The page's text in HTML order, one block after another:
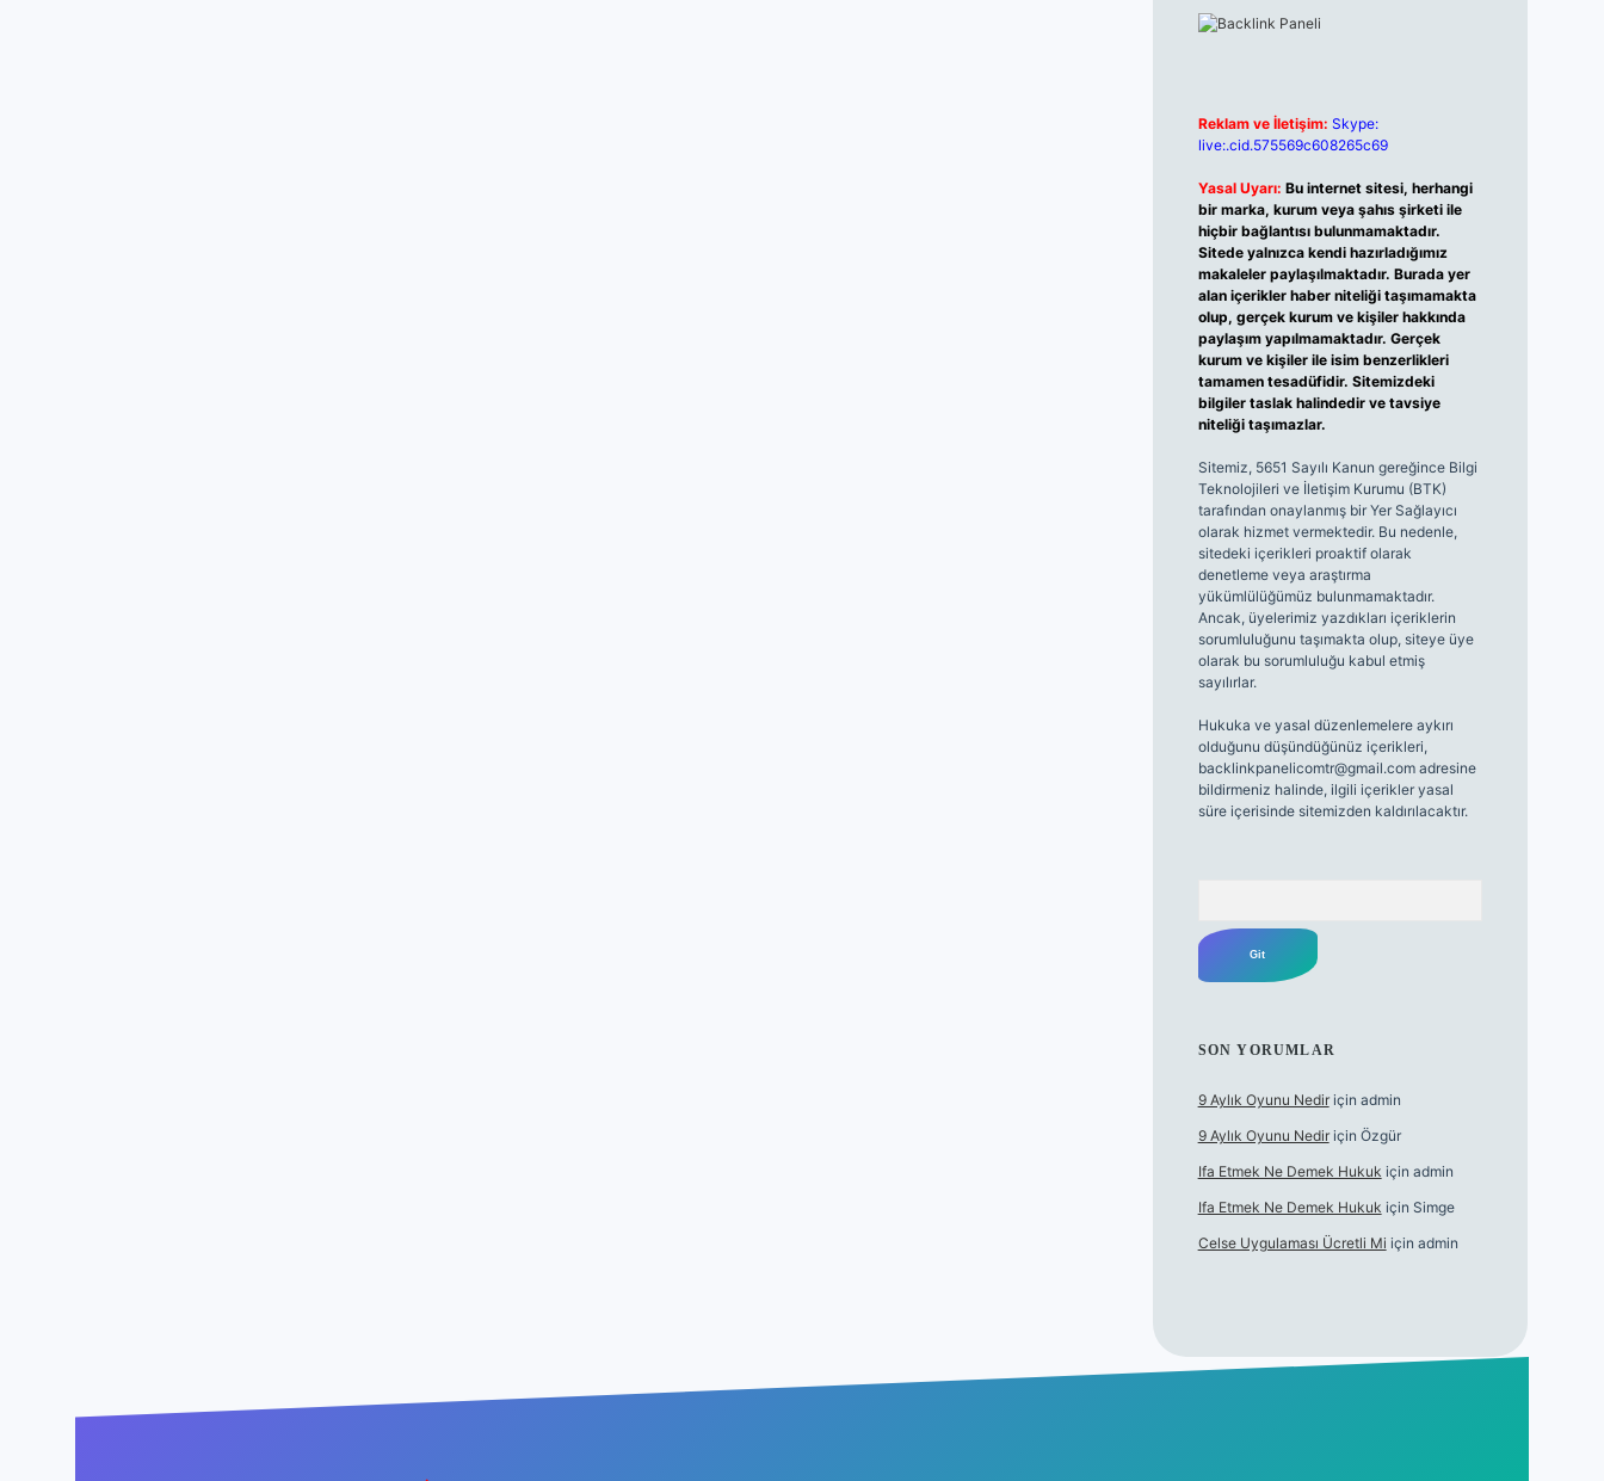
Reklam ve İletişim: Skype:
live:.cid.575569c608265c69
Yasal Uyarı: Bu internet sitesi, herhangi
bir marka, kurum veya şahıs şirketi ile
hiçbir bağlantısı bulunmamaktadır.
Sitede yalnızca kendi hazırladığımız
makaleler paylaşılmaktadır. Burada yer
alan içerikler haber niteliği taşımamakta
olup, gerçek kurum ve kişiler hakkında
paylaşım yapılmamaktadır. Gerçek
kurum ve kişiler ile isim benzerlikleri
tamamen tesadüfidir. Sitemizdeki
bilgiler taslak halindedir ve tavsiye
niteliği taşımazlar.
Sitemiz, 5651 Sayılı Kanun gereğince Bilgi
Teknolojileri ve İletişim Kurumu (BTK)
tarafından onaylanmış bir Yer Sağlayıcı
olarak hizmet vermektedir. Bu nedenle,
sitedeki içerikleri proaktif olarak
denetleme veya araştırma
yükümlülüğümüz bulunmamaktadır.
Ancak, üyelerimiz yazdıkları içeriklerin
sorumluluğunu taşımakta olup, siteye üye
olarak bu sorumluluğu kabul etmiş
sayılırlar.
Hukuka ve yasal düzenlemelere aykırı
olduğunu düşündüğünüz içerikleri,
backlinkpanelicomtr@gmail.comadresine
bildirmeniz halinde, ilgili içerikler yasal
süre içerisinde sitemizden kaldırılacaktır.
SON YORUMLAR
9 Aylık Oyunu Nediriçin admin
9 Aylık Oyunu Nediriçin Özgür
Ifa Etmek Ne Demek Hukuk için admin
Ifa Etmek Ne Demek Hukuk için Simge
Celse Uygulaması Ücretli Mi için admin